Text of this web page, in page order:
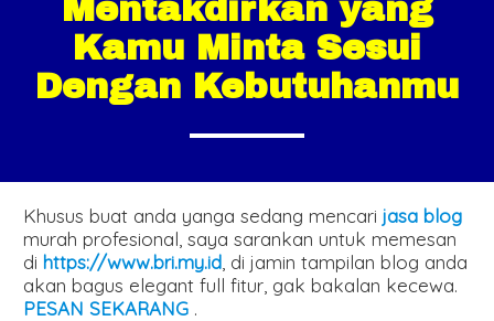
Mentakdirkan yang
Kamu Minta Sesui
Dengan Kebutuhanmu
Khusus buat anda yanga sedang mencarijasa blog
murah profesional, saya sarankan untuk memesan
dihttps://www.bri.my.id , di jamin tampilan blog anda
akan bagus elegant full fitur, gak bakalan kecewa.
PESAN SEKARANG .